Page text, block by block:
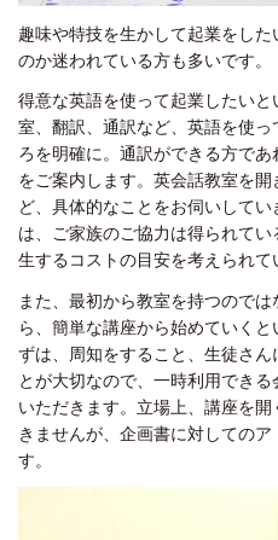
趣味や特技を生かして起業をし
のか迷われている方も多いです。
得意な英語を使って起業したい
室、翻訳、通訳など、英語を使
ろを明確に。通訳ができる方で
をご案内します。英会話教室を
ど、具体的なことをお伺いして
は、ご家族のご協力は得られて
生するコストの目安を考えられて
また、最初から教室を持つので
ら、簡単な講座から始めていく
ずは、周知をすること、生徒さん
とが大切なので、一時利用でき
いただきます。立場上、講座を
きませんが、企画書に対しての
す。